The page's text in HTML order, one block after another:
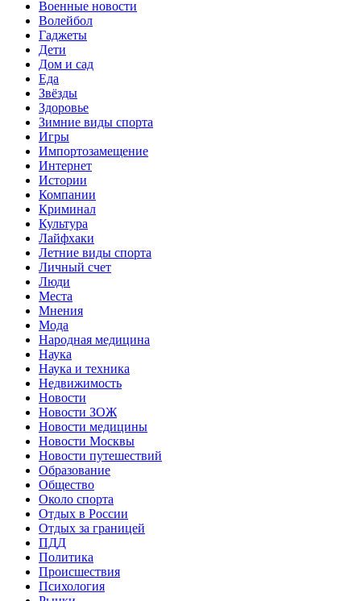
Военные новости
Волейбол
Гаджеты
Дети
Дом и сад
Еда
Звёзды
Здоровье
Зимние виды спорта
Игры
Импортозамещение
Интернет
Истории
Компании
Криминал
Культура
Лайфхаки
Летние виды спорта
Личный счет
Люди
Места
Мнения
Мода
Народная медицина
Наука
Наука и техника
Недвижимость
Новости
Новости ЗОЖ
Новости медицины
Новости Москвы
Новости путешествий
Образование
Общество
Около спорта
Отдых в России
Отдых за границей
ПДД
Политика
Происшествия
Психология